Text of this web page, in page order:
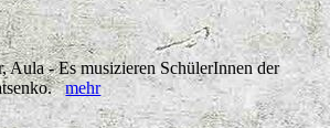
Aula - Es musizieren SchülerInnen der
mehr